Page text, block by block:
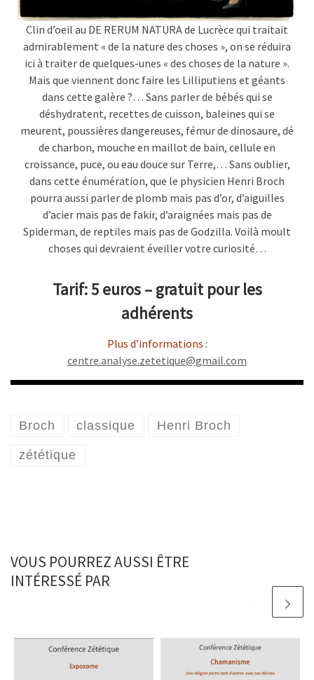
Clin d’oeil au DE RERUM NATURA de Lucrèce qui traitait
admirablement « de la nature des choses », on se réduira
ici à traiter de quelques-unes « des choses de la nature ».
Mais que viennent donc faire les Lilliputiens et géants
dans cette galère ?… Sans parler de bébés qui se
déshydratent, recettes de cuisson, baleines qui se
meurent, poussières dangereuses, fémur de dinosaure, dé
de charbon, mouche en maillot de bain, cellule en
croissance, puce, ou eau douce sur Terre,… Sans oublier,
dans cette énumération, que le physicien Henri Broch
pourra aussi parler de plomb mais pas d’or, d’aiguilles
d’acier mais pas de fakir, d’araignées mais pas de
Spiderman, de reptiles mais pas de Godzilla. Voilà moult
choses qui devraient éveiller votre curiosité…
Tarif: 5 euros – gratuit pour les
adhérents
Plus d’informations :
centre.analyse.zetetique@gmail.com
Broch classique Henri Broch
zététique
VOUS POURREZ AUSSI ÊTRE
INTÉRESSÉ PAR